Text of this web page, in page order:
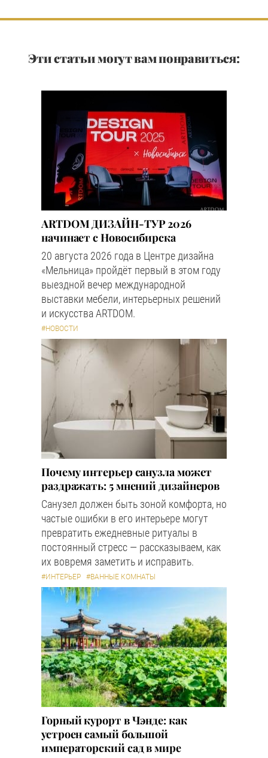
Эти статьи могут вам понравиться:
ARTDOM ДИЗАЙН-ТУР 2026
начинает с Новосибирска
20 августа 2026 года в Центре дизайна
«Мельница» пройдёт первый в этом году
выездной вечер международной
выставки мебели, интерьерных решений
и искусства ARTDOM.
#НОВОСТИ
Почему интерьер санузла может
раздражать: 5 мнений дизайнеров
Санузел должен быть зоной комфорта, но
частые ошибки в его интерьере могут
превратить ежедневные ритуалы в
постоянный стресс — рассказываем, как
их вовремя заметить и исправить.
#ИНТЕРЬЕР #ВАННЫЕ КОМНАТЫ
Горный курорт в Чэнде: как
устроен самый большой
императорский сад в мире